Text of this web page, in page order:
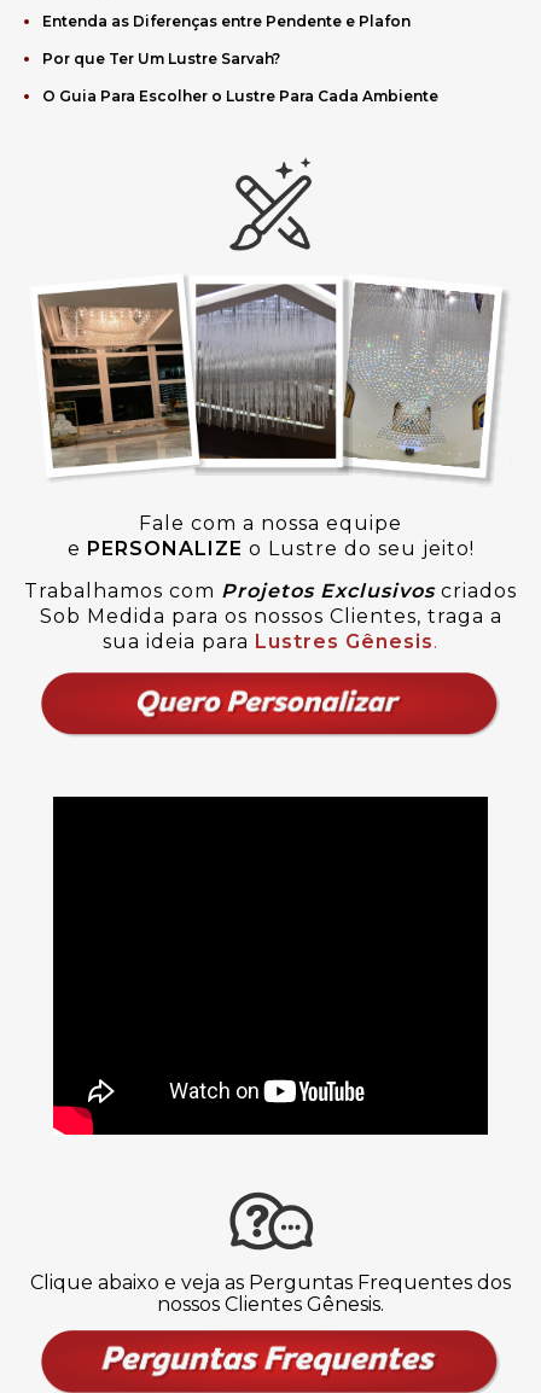
Entenda as Diferenças entre Pendente e Plafon
Por que Ter Um Lustre Sarvah?
O Guia Para Escolher o Lustre Para Cada Ambiente
Fale com a nossa equipe
e PERSONALIZE o Lustre do seu jeito!
Trabalhamos com Projetos Exclusivoscriados
Sob Medida para os nossos Clientes, traga a
sua ideia para Lustres Gênesis.
Clique abaixo e veja as Perguntas Frequentes dos
nossos Clientes Gênesis.